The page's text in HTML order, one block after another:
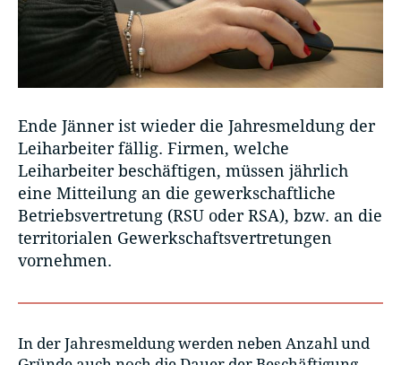
Ende Jänner ist wieder die Jahresmeldung der
Leiharbeiter fällig. Firmen, welche
Leiharbeiter beschäftigen, müssen jährlich
eine Mitteilung an die gewerkschaftliche
Betriebsvertretung (RSU oder RSA), bzw. an die
territorialen Gewerkschaftsvertretungen
vornehmen.
In der Jahresmeldung werden neben Anzahl und